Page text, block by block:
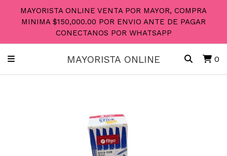
MAYORISTA ONLINE VENTA POR MAYOR, COMPRA
MINIMA $150,000.00 POR ENVIO ANTE DE PAGAR
CONECTANOS POR WHATSAPP
MAYORISTA ONLINE 0